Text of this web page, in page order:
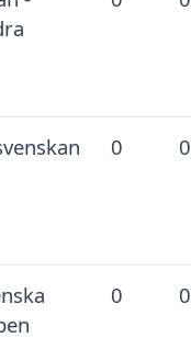
0 0
0 0